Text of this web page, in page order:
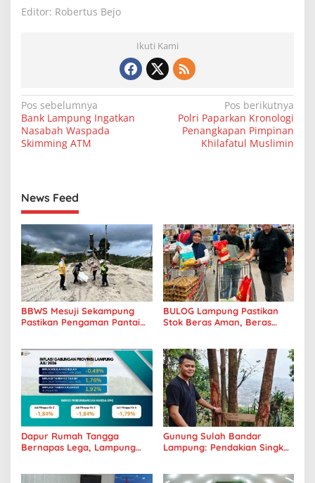
Editor: Robertus Bejo
Ikuti Kami
N
a
v
g
a
s
i
p
o
s
Pos sebelumnya
Bank Lampung Ingatkan
Nasabah Waspada
Skimming ATM
Pos berikutnya
Polri Paparkan Kronologi
Penangkapan Pimpinan
Khilafatul Muslimin
News Feed
BBWS Mesuji Sekampung
Pastikan Pengaman Pantai
BULOG Lampung Pastikan
Stok Beras Aman, Beras
Dapur Rumah Tangga
Bernapas Lega, Lampung
Gunung Sulah Bandar
Lampung: Pendakian Singkat